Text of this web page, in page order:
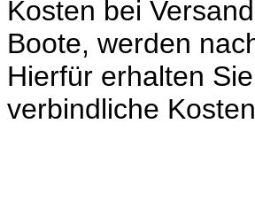
Kosten bei
Boote, werden
Hierfür erhalten
verbindliche